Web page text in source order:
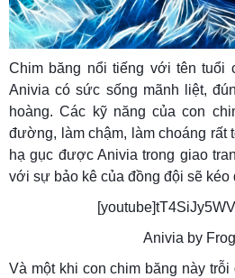
Chim băng nổi tiếng với tên tuổi
Anivia có sức sống mãnh liệt,
hoàng. Các kỹ năng của con
đường, làm chậm, làm choáng rất
hạ gục được Anivia trong giao
với sự bảo kê của đồng đội sẽ kéo
Anivia by
Và một khi con chim băng này